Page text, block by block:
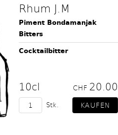
Rhum J.M
Piment Bondamanjak
Bitters
Cocktailbitter
10cl CHF 20.00
Stk.